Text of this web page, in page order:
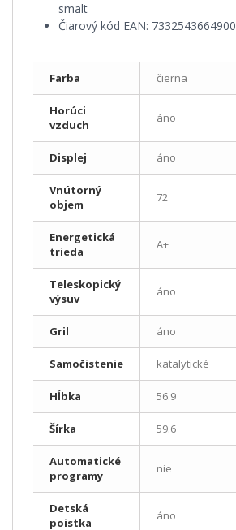
smalt
Čiarový kód EAN: 7332543664900
Farba čierna
Horúci
vzduch
áno
Displej áno
Vnútorný
objem
72
Energetická
trieda
A+
Teleskopický
výsuv
áno
Gril áno
Samočistenie katalytické
Hĺbka 56.9
Šírka 59.6
Automatické
programy
nie
Detská
poistka
áno